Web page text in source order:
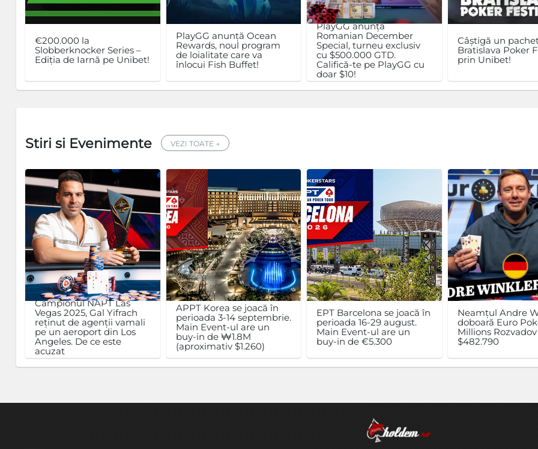
€200.000 la
Slobberknocker Series –
Ediția de Iarnă pe Unibet!
PlayGG anunță Ocean
Rewards, noul program
de loialitate care va
înlocui Fish Buffet!
PlayGG anunță
Romanian December
Special, turneu exclusiv
cu $500.000 GTD.
Califică-te pe PlayGG cu
doar $10!
Câștigă un
Bratislava Poker
prin Unibet!
Stiri si Evenimente VEZI TOATE →
Campionul NAPT Las
Vegas 2025, Gal Yifrach
reținut de agenții vamali
pe un aeroport din Los
Angeles. De ce este
acuzat
APPT Korea se joacă în
perioada 3-14 septembrie.
Main Event-ul are un
buy-in de ₩1.8M
(aproximativ $1.260)
EPT Barcelona se joacă în
perioada 16-29 august.
Main Event-ul are un
buy-in de €5.300
Neamțul Andre
doboară Euro
Millions Rozvadov
$482.790